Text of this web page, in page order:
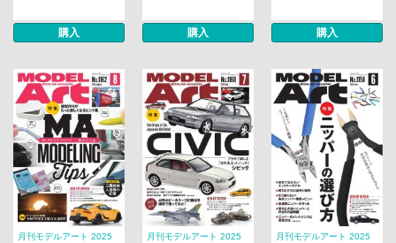
購入 購入 購入
月刊モデルアート 2025
月刊モデルアート 2025
月刊モデルアート 2025